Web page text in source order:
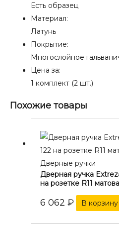
Есть образец
Материал:
Латунь
Покрытие:
Многослойное
Цена за:
1 комплект (2 шт.)
Похожие товары
Дверные ручки
Дверная ручка
на розетке R11
6 062 ₽ В корзину